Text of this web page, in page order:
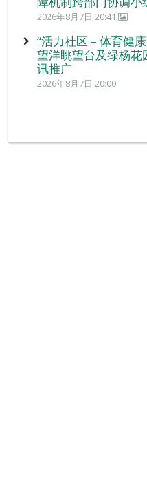
2026年8月7日 20:41
“活力社区 – 体育健
望洋眺望台及绿杨花
讯推广
2026年8月7日 20:00